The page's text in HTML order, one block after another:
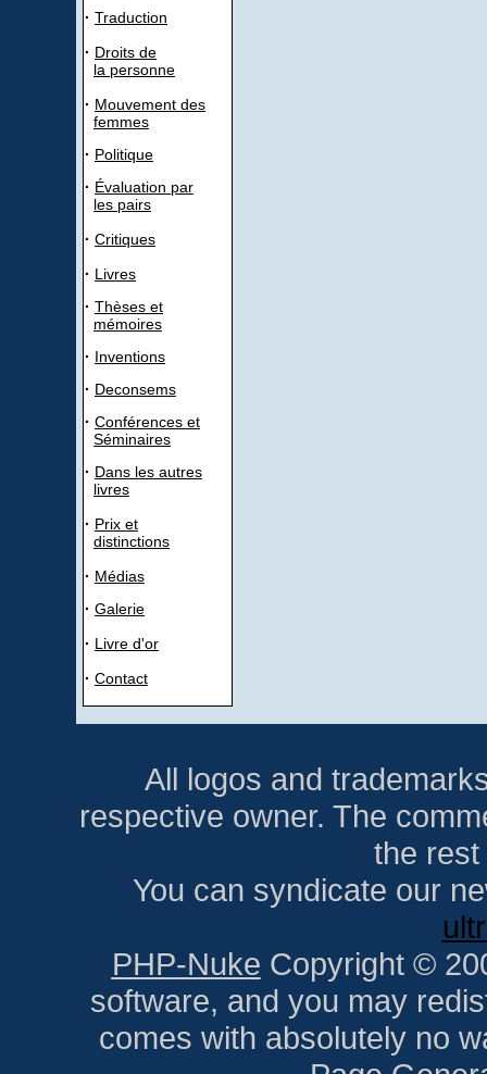
· Traduction
· Droits de
la personne
· Mouvement des
femmes
· Politique
· Évaluation par
les pairs
· Critiques
· Livres
· Thèses et
mémoires
· Inventions
· Deconsems
· Conférences et
Séminaires
· Dans les autres
livres
· Prix et
distinctions
· Médias
· Galerie
· Livre d'or
· Contact
All logos and
respective owner. The
the
You can syndicate our
PHP-Nuke Copyright ©
software, and you may
comes with absolutely no